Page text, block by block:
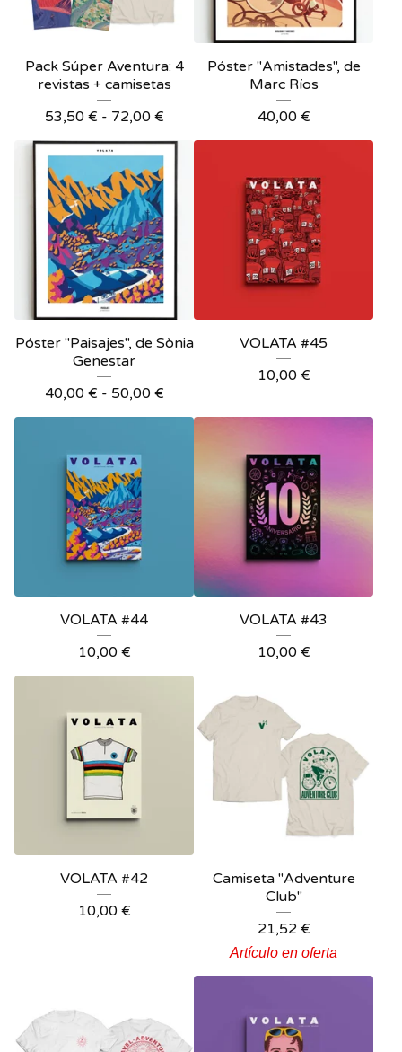
Pack Súper Aventura: 4
revistas + camisetas
53,50 € - 72,00 €
Póster "Amistades", de
Marc Ríos
40,00 €
Póster "Paisajes", de Sònia
Genestar
40,00 € - 50,00 €
VOLATA #45
10,00 €
VOLATA #44
10,00 €
VOLATA #43
10,00 €
VOLATA #42
10,00 €
Camiseta "Adventure
Club"
21,52 €
Artículo en oferta